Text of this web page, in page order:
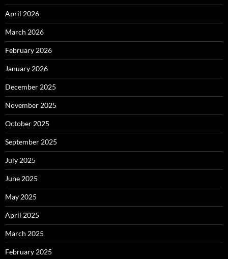
April 2026
March 2026
February 2026
January 2026
December 2025
November 2025
October 2025
September 2025
July 2025
June 2025
May 2025
April 2025
March 2025
February 2025